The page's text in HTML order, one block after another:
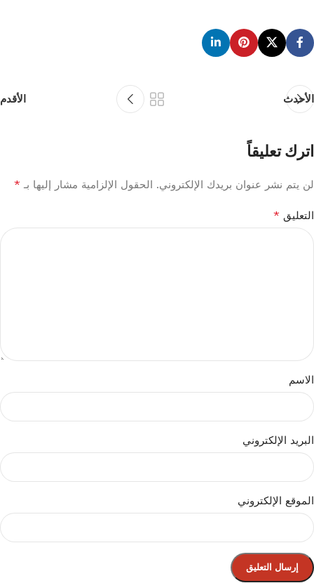
الأحدث الأقدم
اترك تعليقاً
لن يتم نشر عنوان بريدك الإلكتروني. الحقول الإلزامية مشار إليها بـ *
التعليق *
الاسم
البريد الإلكتروني
الموقع الإلكتروني